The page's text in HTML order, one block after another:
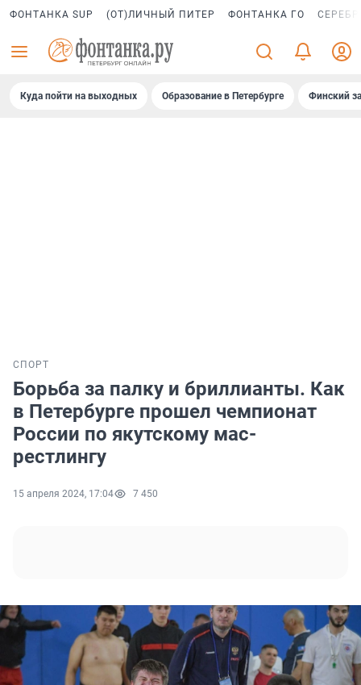
ФОНТАНКА SUP (ОТ)ЛИЧНЫЙ ПИТЕР ФОНТАНКА ГО
Куда пойти на выходных Образование в Петербурге Финский
СПОРТ
Борьба за палку и бриллианты. Как
в Петербурге прошел чемпионат
России по якутскому мас-
рестлингу
15 апреля 2024, 17:04 7 450